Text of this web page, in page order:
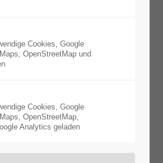
Beetplaner Pro
Pro lässt sich das perfekte
Schritten gestalten. Das
es, einen
Cookies, Google
OpenStreetMap und
Cookies, Google
OpenStreetMap,
Analytics geladen